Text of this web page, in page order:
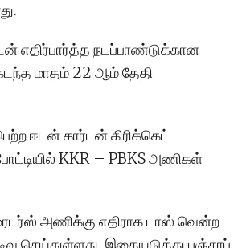
எதிர்பார்த்த நடப்பாண்டுக்கான
மாதம் 22 ஆம் தேதி
ஈடன் கார்டன் கிரிக்கெட்
KKR – PBKS அணிகள்
அணிக்கு எதிராக டாஸ் வென்ற